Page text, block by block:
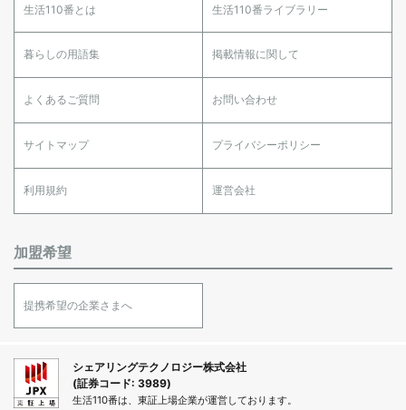
生活110番とは 生活110番ライブラリー
暮らしの用語集 掲載情報に関して
よくあるご質問 お問い合わせ
サイトマップ プライバシーポリシー
利用規約 運営会社
加盟希望
提携希望の企業さまへ
シェアリングテクノロジー株式会社
(証券コード: 3989)
生活110番は、東証上場企業が運営しております。